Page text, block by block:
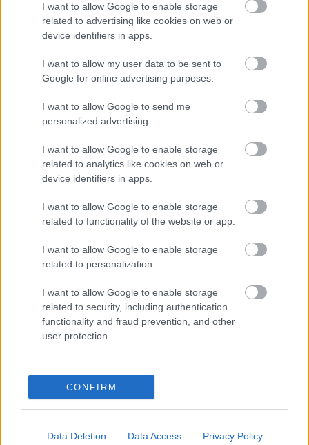
I want to allow Google to enable storage
related to advertising like cookies on web or
device identifiers in apps.
I want to allow my user data to be sent to
Google for online advertising purposes.
I want to allow Google to send me
personalized advertising.
I want to allow Google to enable storage
related to analytics like cookies on web or
device identifiers in apps.
I want to allow Google to enable storage
related to functionality of the website or app.
I want to allow Google to enable storage
related to personalization.
I want to allow Google to enable storage
related to security, including authentication
functionality and fraud prevention, and other
user protection.
CONFIRM
Data Deletion Data Access Privacy Policy
táncok júliusban Buda legnagyobb, ikonikus
rendezvényhelyszínén, a Millenárison.
Kaszás Attila-díj - elindult a
közönségszavazás
2020. június 23.
Csankó Zoltánra (Győri Nemzeti Színház), Földes
Tamásra (Budapesti Operettszínház) és ...